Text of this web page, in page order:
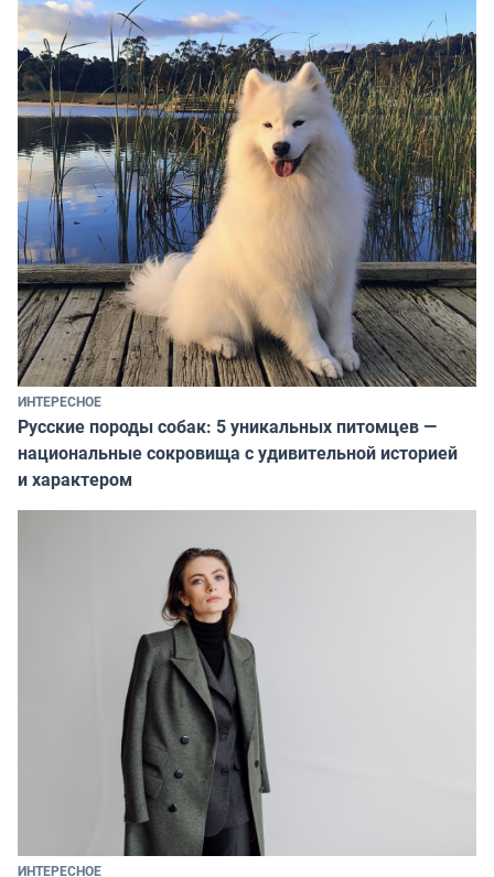
ИНТЕРЕСНОЕ
Русские породы собак: 5 уникальных питомцев —
национальные сокровища с удивительной историей
и характером
ИНТЕРЕСНОЕ